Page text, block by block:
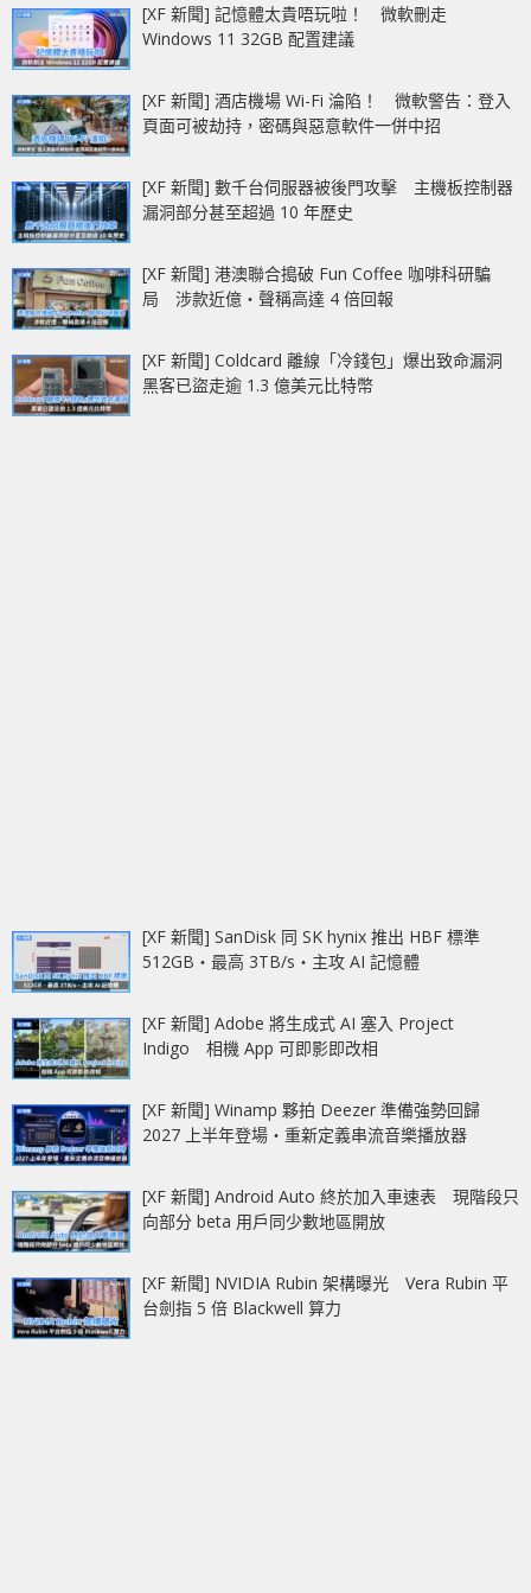
[XF 新聞] 記憶體太貴唔玩啦！ 微軟刪走
Windows 11 32GB 配置建議
[XF 新聞] 酒店機場 Wi-Fi 淪陷！ 微軟警告：登入
頁面可被劫持，密碼與惡意軟件一併中招
[XF 新聞] 數千台伺服器被後門攻擊 主機板控制器
漏洞部分甚至超過 10 年歷史
[XF 新聞] 港澳聯合搗破 Fun Coffee 咖啡科研騙
局 涉款近億‧聲稱高達 4 倍回報
[XF 新聞] Coldcard 離線「冷錢包」爆出致命漏洞
黑客已盜走逾 1.3 億美元比特幣
[XF 新聞] SanDisk 同 SK hynix 推出 HBF 標準
512GB‧最高 3TB/s‧主攻 AI 記憶體
[XF 新聞] Adobe 將生成式 AI 塞入 Project
Indigo 相機 App 可即影即改相
[XF 新聞] Winamp 夥拍 Deezer 準備強勢回歸
2027 上半年登場‧重新定義串流音樂播放器
[XF 新聞] Android Auto 終於加入車速表 現階段只
向部分 beta 用戶同少數地區開放
[XF 新聞] NVIDIA Rubin 架構曝光 Vera Rubin 平
台劍指 5 倍 Blackwell 算力